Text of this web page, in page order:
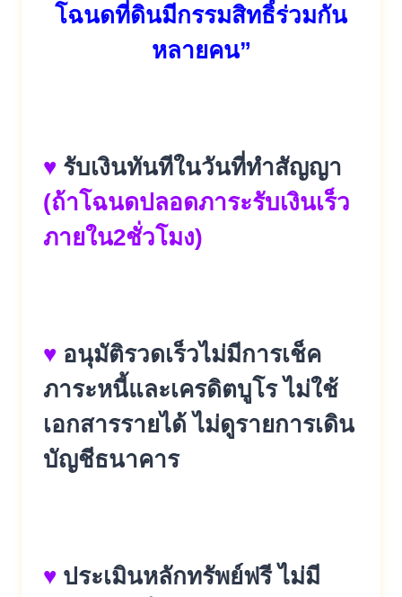
โฉนดที่ดินมีกรรมสิทธิ์ร่วมกัน
หลายคน”
♥ รับเงินทันทีในวันที่ทำสัญญา
(ถ้าโฉนดปลอดภาระรับเงินเร็ว
ภายใน2ชั่วโมง)
♥ อนุมัติรวดเร็วไม่มีการเช็ค
ภาระหนี้และเครดิตบูโร ไม่ใช้
เอกสารรายได้ ไม่ดูรายการเดิน
บัญชีธนาคาร
♥ ประเมินหลักทรัพย์ฟรี ไม่มี